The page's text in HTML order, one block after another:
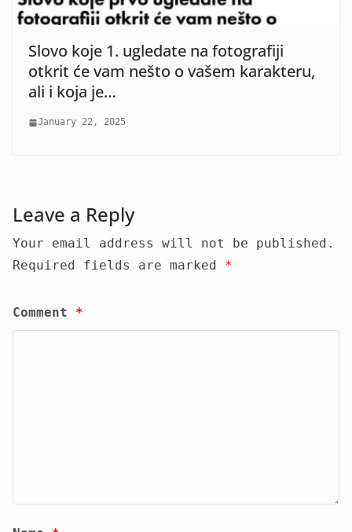
Slovo koje 1. ugledate na fotografiji
otkrit će vam nešto o vašem karakteru,
ali i koja je…
January 22, 2025
Leave a Reply
Your email address will not be published.
Required fields are marked *
Comment *